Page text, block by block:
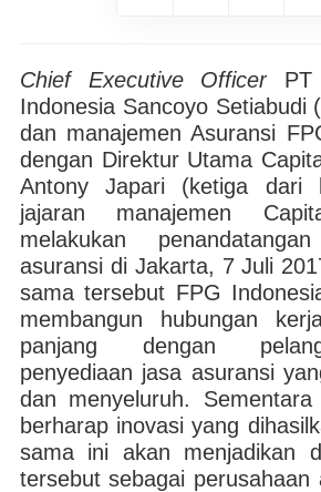
Chief Executive OfficerPT
Indonesia Sancoyo Setiabudi
dan manajemen Asuransi
dengan Direktur Utama
Antony Japari (ketiga dari
jajaran manajemen
melakukan
asuransi di Jakarta, 7 Juli
sama tersebut FPG
membangun hubungan
panjang dengan
penyediaan jasa asuransi
dan menyeluruh.
berharap inovasi yang
sama ini akan menjadikan
tersebut sebagai perusahaan